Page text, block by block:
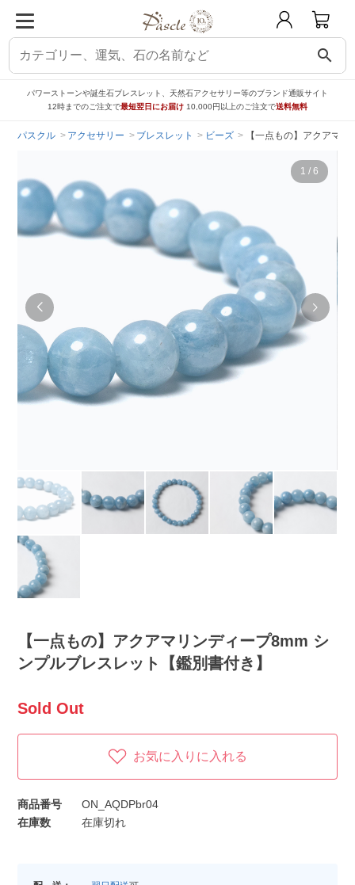
search
パワーストーンや誕生石ブレスレット、天然石アクセサリー等のブランド通販サイト
12時までのご注文で最短翌日にお届け 10,000円以上のご注文で送料無料
パスクル アクセサリー ブレスレット ビーズ 【一点もの】アクアマ
1 / 6
【一点もの】アクアマリンディープ8mm シ
ンプルブレスレット【鑑別書付き】
Sold Out
お気に入りに入れる
商品番号
ON_AQDPbr04
在庫数
在庫切れ